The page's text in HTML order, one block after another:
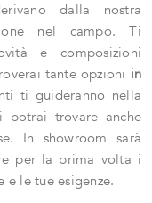
dalla nostra
nel campo. Ti
e composizioni
tante opzioni in
ti guideranno nella
potrai trovare anche
In showroom sarà
per la prima volta i
e le tue esigenze.